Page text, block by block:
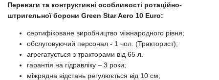
Переваги та контруктивні особливості ротаційно-
штригельної борони Green Star Aero 10 Euro:
сертифіковане виробництво міжнародного рівня;
обслуговуючий персонал - 1 чол. (Тракторист);
агрегатується з тракторами від 65 л.
гарантія на гідравліку – 3 роки;
міжрядна відстань регулюється від 10 см;